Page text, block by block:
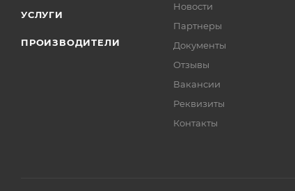
УСЛУГИ
ПРОИЗВОДИТЕЛИ
Новости
Партнеры
Документы
Отзывы
Вакансии
Реквизиты
Контакты